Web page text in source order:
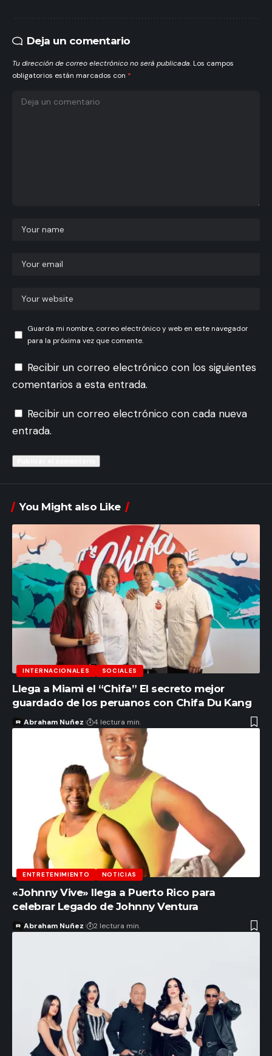
Deja un comentario
Tu dirección de correo electrónico no será publicada. Los campos
obligatorios están marcados con *
Guarda mi nombre, correo electrónico y web en este navegador
para la próxima vez que comente.
Recibir un correo electrónico con los siguientes
comentarios a esta entrada.
Recibir un correo electrónico con cada nueva
entrada.
You Might also Like
INTERNACIONALES SOCIALES
Llega a Miami el “Chifa” El secreto mejor
guardado de los peruanos con Chifa Du Kang
Abraham Nuñez 4 lectura min.
ENTRETENIMIENTO NOTICIAS
«Johnny Vive» llega a Puerto Rico para
celebrar Legado de Johnny Ventura
Abraham Nuñez 2 lectura min.